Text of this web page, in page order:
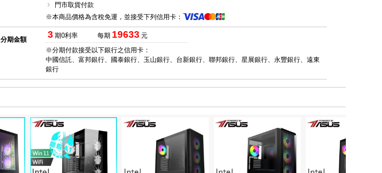
門市取貨付款
※本商品價格為含稅免運，並接受下列信用卡：
分期金額 3 期0利率 每期 19633 元
※分期付款接受以下銀行之信用卡：
中國信託、富邦銀行、國泰銀行、玉山銀行、台新銀行、聯邦銀行、星展銀行、永豐銀行、遠東
銀行